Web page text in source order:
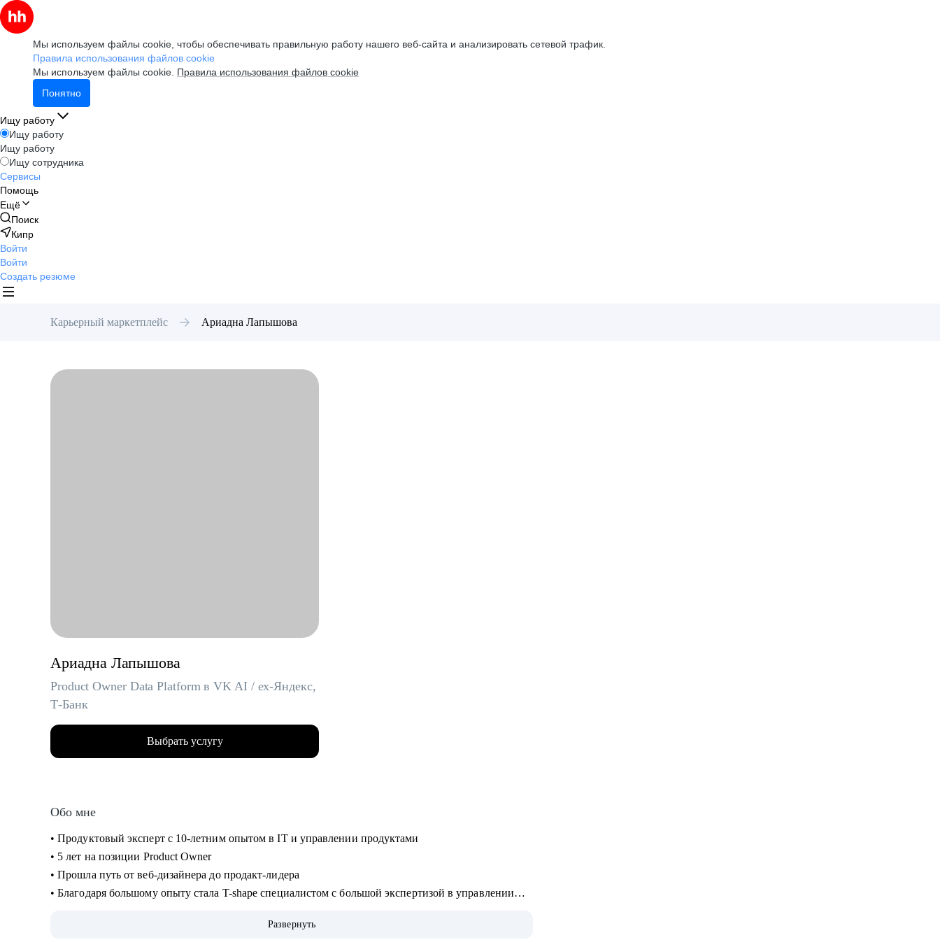
Мы используем файлы cookie, чтобы обеспечивать правильную работу нашего веб-сайта и анализировать сетевой трафик.
Правила использования файлов cookie
Мы используем файлы cookie. Правила использования файлов cookie
Понятно
Ищу работу
Ищу работу
Ищу работу
Ищу сотрудника
Сервисы
Помощь
Ещё
Поиск
Кипр
Войти
Войти
Создать резюме
Карьерный маркетплейс Ариадна Лапышова
Ариадна Лапышова
Product Owner Data Platform в VK AI / ex-Яндекс,
Т-Банк
Выбрать услугу
Обо мне
• Продуктовый эксперт с 10-летним опытом в IT и управлении продуктами
• 5 лет на позиции Product Owner
• Прошла путь от веб-дизайнера до продакт-лидера
• Благодаря большому опыту стала T-shape специалистом с большой экспертизой в управлении
• 5 лет консультирую российский биг-тех и стартапы, 100+ бизнес консультаций от метрик и
Развернуть